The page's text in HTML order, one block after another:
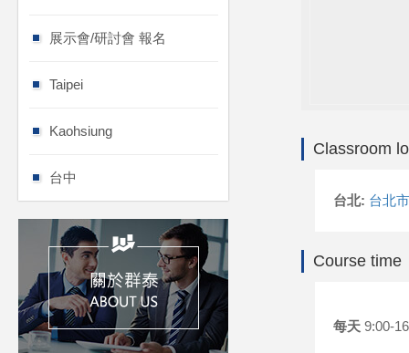
展示會/研討會 報名
Taipei
Kaohsiung
台中
Classroom
台北: 台北
Course time
每天 9:00-